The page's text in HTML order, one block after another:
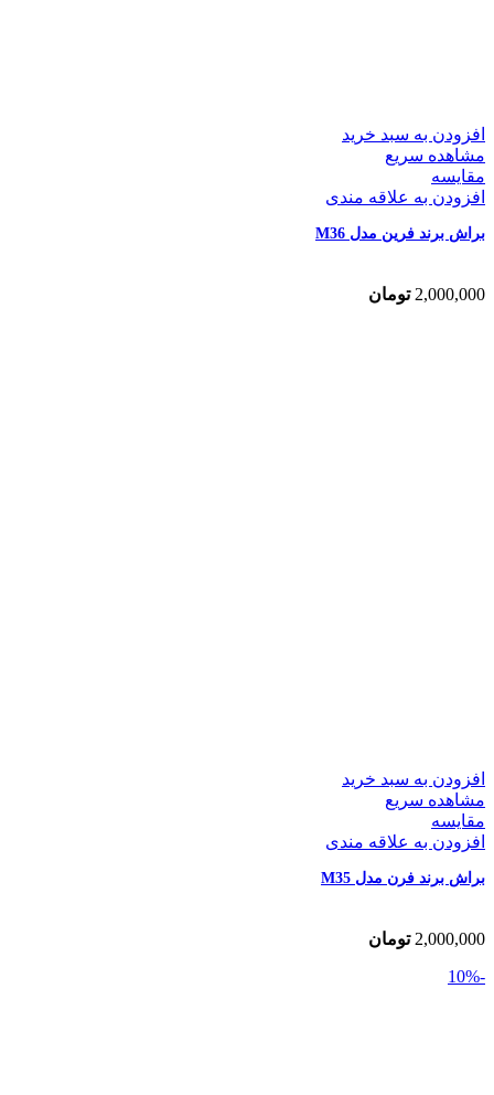
افزودن به سبد خرید
مشاهده سریع
مقایسه
افزودن به علاقه مندی
براش برند فرین مدل M36
2,000,000 تومان
افزودن به سبد خرید
مشاهده سریع
مقایسه
افزودن به علاقه مندی
براش برند فرن مدل M35
2,000,000 تومان
-10%